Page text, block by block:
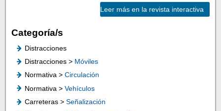
Leer más en la revista interactiva
Categoría/s
Distracciones
Distracciones > Móviles
Normativa > Circulación
Normativa > Vehículos
Carreteras > Señalización